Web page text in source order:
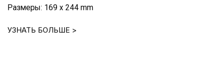
Размеры: 169 x 244 mm
УЗНАТЬ БОЛЬШЕ >